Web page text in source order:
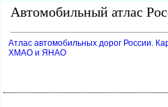
Автомобильный атлас
Атлас автомобильных дорог России.
ХМАО и ЯНАО